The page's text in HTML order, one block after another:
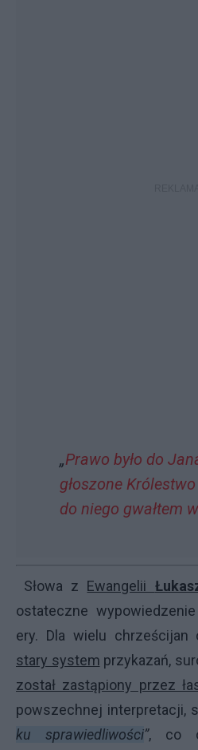
„Prawo było do
głoszone
do niego gwałtem
Słowa z Ewangelii
ostateczne
ery. Dla wielu chrześcijan
stary system przykazań,
został zastąpiony przez
powszechnej interpretacji,
ku sprawiedliwości”, co